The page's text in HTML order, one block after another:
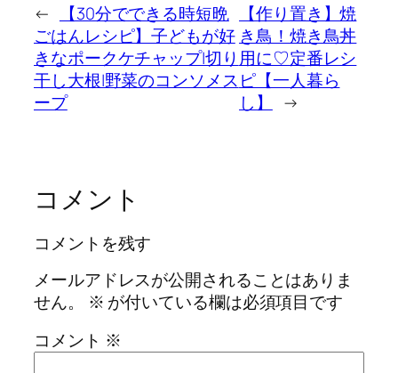
←
【30分でできる時短晩
ごはんレシピ】子どもが好
きなポークケチャップ|切り
干し大根|野菜のコンソメス
ープ
【作り置き】焼
き鳥！焼き鳥丼
用に♡定番レシ
ピ【一人暮ら
し】
→
コメント
コメントを残す
メールアドレスが公開されることはありま
せん。
※ が付いている欄は必須項目です
コメント ※